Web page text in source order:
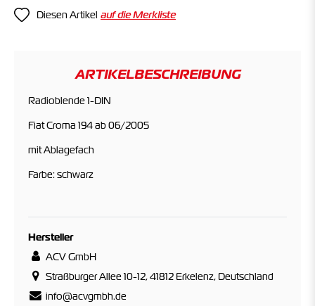
Diesen Artikel
ARTIKELBESCHREIBUNG
Radioblende 1-DIN
Fiat Croma 194 ab 06/2005
mit Ablagefach
Farbe: schwarz
Hersteller
ACV GmbH
Straßburger Allee 10-12, 41812 Erkelenz, Deutschland
info@acvgmbh.de